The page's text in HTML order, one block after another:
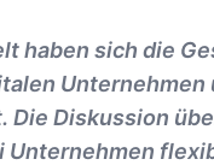
haben sich die
Die Diskussion